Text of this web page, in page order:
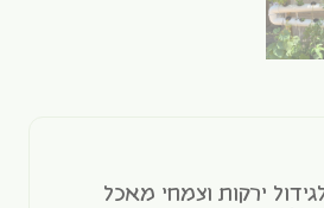
ירקות וצמחי מאכל